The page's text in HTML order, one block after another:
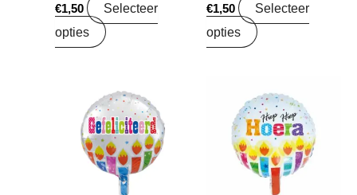
€1,50
Selecteer
opties
€1,50
Selecteer
opties